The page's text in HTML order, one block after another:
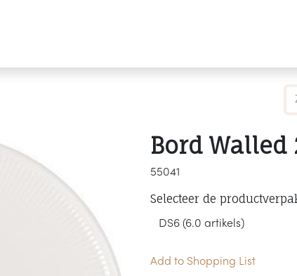
Bord Walled
55041
Selecteer de
Add to Shopping List